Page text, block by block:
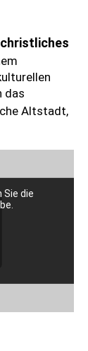
christliches
das
Altstadt,
Sie die